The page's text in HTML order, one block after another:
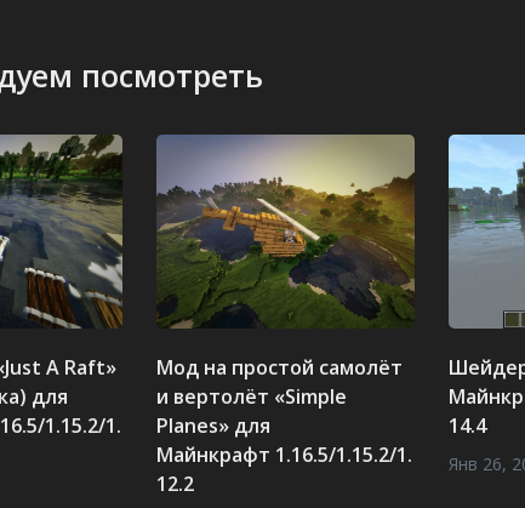
посмотреть
A Raft»
для
1.15.2/1.
Мод на простой самолёт
и вертолёт «Simple
Planes» для
Майнкрафт 1.16.5/1.15.2/1.
12.2
14.4
Янв 26,